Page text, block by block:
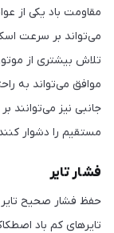
مقاومت باد یکی از
می‌تواند بر سرعت
تلاش بیشتری از
موافق می‌تواند به
جانبی نیز می‌توانند
مستقیم را دشوار
فشار تایر
حفظ فشار صحیح
تایرهای کم باد